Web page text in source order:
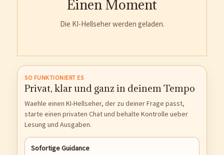
Einen Moment
Die KI-Hellseher werden geladen.
SO FUNKTIONIERT ES
Privat, klar und ganz in deinem Tempo
Waehle einen KI-Hellseher, der zu deiner Frage passt,
starte einen privaten Chat und behalte Kontrolle ueber
Lesung und Ausgaben.
Sofortige Guidance